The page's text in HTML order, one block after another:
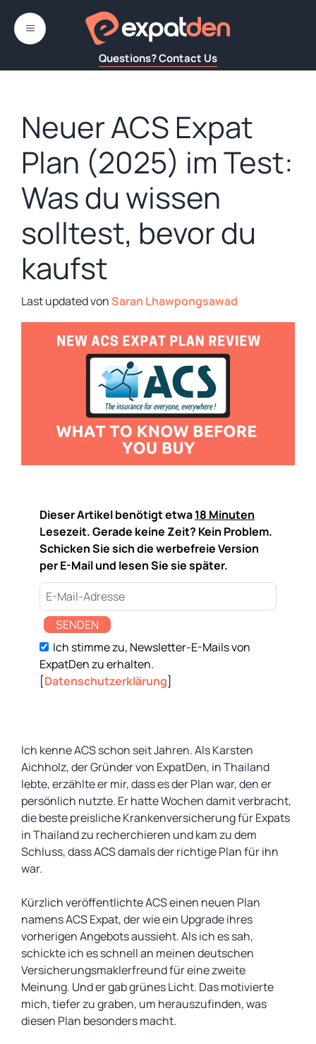
Inhalt
springen
Questions? Contact Us
MENÜ
Neuer ACS Expat
Plan (2025) im Test:
Was du wissen
solltest, bevor du
kaufst
von Saran Lhawpongsawad
Dieser Artikel benötigt etwa18 Minuten
Lesezeit. Gerade keine Zeit? Kein Problem.
Schicken Sie sich die werbefreie Version
per E-Mail und lesen Sie sie später.
SENDEN
Ich stimme zu, Newsletter-E-Mails von
ExpatDen zu erhalten.
[Datenschutzerklärung]
Ich kenne ACS schon seit Jahren. Als Karsten
Aichholz, der Gründer von ExpatDen, in Thailand
lebte, erzählte er mir, dass es der Plan war, den er
persönlich nutzte. Er hatte Wochen damit verbracht,
die beste preisliche Krankenversicherung für Expats
in Thailand zu recherchieren und kam zu dem
Schluss, dass ACS damals der richtige Plan für ihn
war.
Kürzlich veröffentlichte ACS einen neuen Plan
namens ACS Expat, der wie ein Upgrade ihres
vorherigen Angebots aussieht. Als ich es sah,
schickte ich es schnell an meinen deutschen
Versicherungsmaklerfreund für eine zweite
Meinung. Und er gab grünes Licht. Das motivierte
mich, tiefer zu graben, um herauszufinden, was
diesen Plan besonders macht.